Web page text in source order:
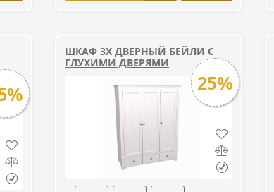
ШКАФ 3Х ДВЕРНЫЙ БЕЙЛИ С
ГЛУХИМИ ДВЕРЯМИ
25%